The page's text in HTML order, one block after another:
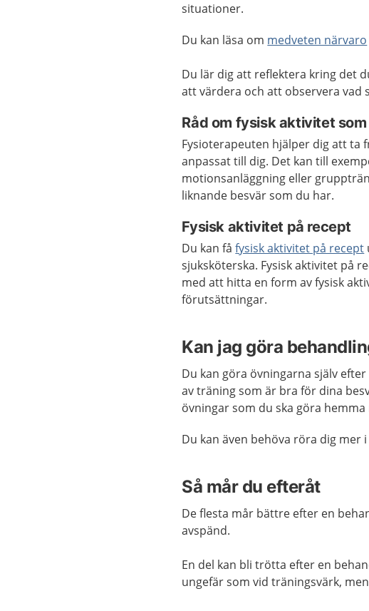
situationer.
Du kan läsa om medveten närvaro
Du lär dig att reflektera kring det
att värdera och att observera vad
Råd om fysisk aktivitet
Fysioterapeuten hjälper dig att ta
anpassat till dig. Det kan till
motionsanläggning eller
liknande besvär som du har.
Fysisk aktivitet på recept
Du kan fåfysisk aktivitet på recept
sjuksköterska. Fysisk aktivitet på
med att hitta en form av fysisk
förutsättningar.
Kan jag göra
Du kan göra övningarna själv
av träning som är bra för dina
övningar som du ska göra
Du kan även behöva röra dig mer
Så mår du efteråt
De flesta mår bättre efter en
avspänd.
En del kan bli trötta efter en
ungefär som vid träningsvärk,